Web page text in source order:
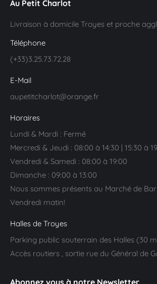
Au Petit Charlot
Livraison à domicile Troyes et proche
Téléphone
(+33)3.25.73.72.28
E-Mail
aupetitcharlot@orange.fr
Horaires
Lundi & Mardi : Fermé
Mercredi & Jeudi : 08:00 à 14:30 | 15:30 à
Vendredi & Samedi : 08:00 à 19:00
Dimanche : 09:00 à 13:00
Nous sommes présents au Marché de
Vendredi matin!
Halles de Troyes
Parking public souterrain des Halles (30
Accès routiers , sortie rue du Général de
Abonnez vous à notre Newsletter